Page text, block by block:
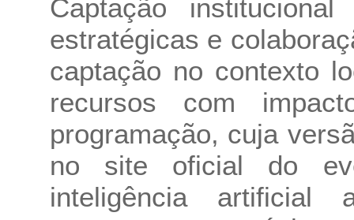
Captação
estratégicas e
captação no contexto
recursos com
programação, cuja
no site oficial do
inteligência artificial